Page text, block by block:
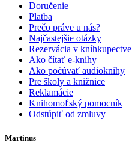
Doručenie
Platba
Prečo práve u nás?
Najčastejšie otázky
Rezervácia v kníhkupectve
Ako čítať e-knihy
Ako počúvať audioknihy
Pre školy a knižnice
Reklamácie
Knihomoľský pomocník
Odstúpiť od zmluvy
Martinus